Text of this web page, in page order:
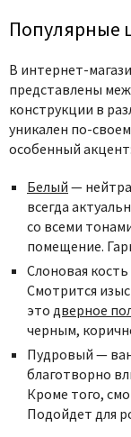
Популярные
В интернет-
представлены
конструкции в
уникален по-
особенный акцент:
Белый —
всегда
со всеми
помещение.
Слоновая
Смотрится
это дверное
черным,
Пудровый —
благотворно
Кроме того,
Подойдет для